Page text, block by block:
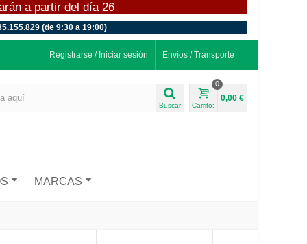
a partir del día 26
(de 9:30 a 19:00)
Envíos / Transporte
Registrarse / Iniciar sesión
Buscar Carrito:
0
0,00 €
MARCAS